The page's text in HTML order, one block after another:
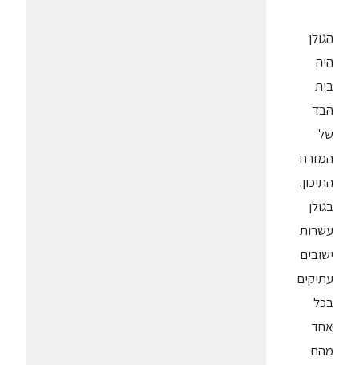
הגולן
היה
בית
הבד
של
המזרח
התיכון.
בגולן
עשרות
ישובים
עתיקים
בכל
אחד
מהם